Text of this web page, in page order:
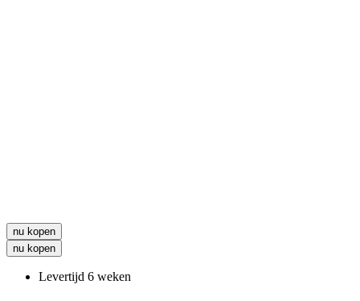
nu kopen
nu kopen
Levertijd 6 weken